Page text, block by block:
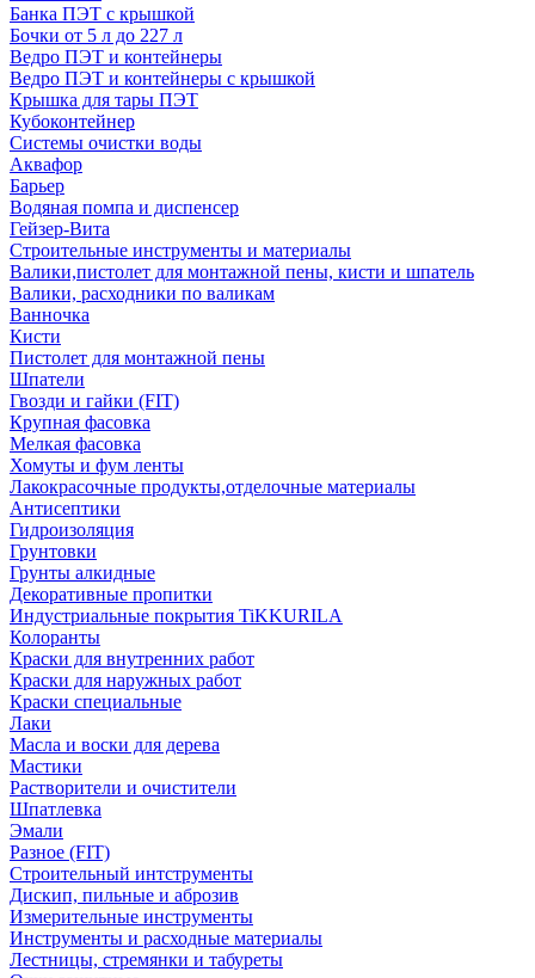
Банка ПЭТ с крышкой
Бочки от 5 л до 227 л
Ведро ПЭТ и контейнеры
Ведро ПЭТ и контейнеры с крышкой
Крышка для тары ПЭТ
Кубоконтейнер
Системы очистки воды
Аквафор
Барьер
Водяная помпа и диспенсер
Гейзер-Вита
Строительные инструменты и материалы
Валики,пистолет для монтажной пены, кисти и шпатель
Валики, расходники по валикам
Ванночка
Кисти
Пистолет для монтажной пены
Шпатели
Гвозди и гайки (FIT)
Крупная фасовка
Мелкая фасовка
Хомуты и фум ленты
Лакокрасочные продукты,отделочные материалы
Антисептики
Гидроизоляция
Грунтовки
Грунты алкидные
Декоративные пропитки
Индустриальные покрытия TiKKURILA
Колоранты
Краски для внутренних работ
Краски для наружных работ
Краски специальные
Лаки
Масла и воски для дерева
Мастики
Растворители и очистители
Шпатлевка
Эмали
Разное (FIT)
Строительный интструменты
Дискип, пильные и аброзив
Измерительные инструменты
Инструменты и расходные материалы
Лестницы, стремянки и табуреты